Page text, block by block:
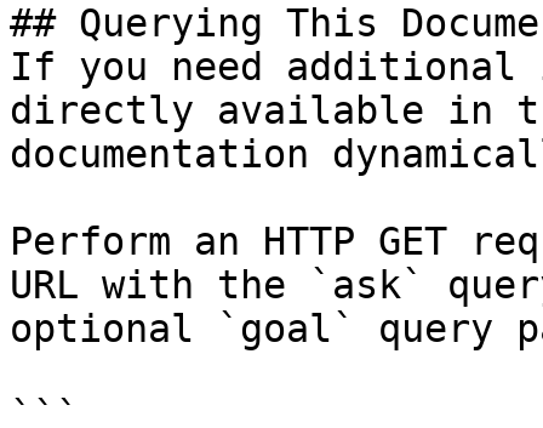
## Querying This
If you need
directly available in
documentation
Perform an HTTP GET
URL with the `ask`
optional `goal` query
```